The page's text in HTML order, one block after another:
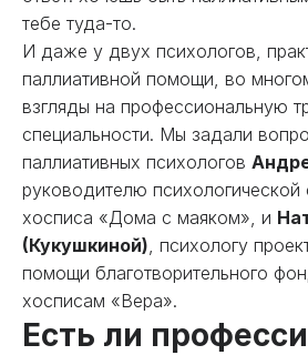
тебе туда-то.
И даже у двух психологов,
паллиативной помощи, во
взгляды на профессиональную
специальности. Мы задали
паллиативных психологов
руководителю
хосписа «Дома с маяком», и
(Кукушкиной), психологу
помощи благотворительного
хосписам «Вера».
Есть ли